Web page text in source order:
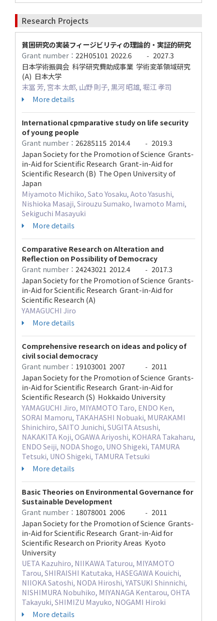
Research Projects
貧困研究の実装フィージビリティの理論的・実証的研究
Grant number： 22H05101 2022.6 - 2027.3
日本学術振興会 科学研究費助成事業 学術変革領域研究
(A) 日本大学
末冨 芳, 宮本 太郎, 山野 則子, 黒河 昭雄, 堀江 孝司
More details
International cpmparative study on life security
of young people
Grant number： 26285115 2014.4 - 2019.3
Japan Society for the Promotion of Science Grants-
in-Aid for Scientific Research Grant-in-Aid for
Scientific Research (B) The Open University of
Japan
Miyamoto Michiko, Sato Yosaku, Aoto Yasushi,
Nishioka Masaji, Sirouzu Sumako, Iwamoto Mami,
Sekiguchi Masayuki
More details
Comparative Research on Alteration and
Reflection on Possibility of Democracy
Grant number： 24243021 2012.4 - 2017.3
Japan Society for the Promotion of Science Grants-
in-Aid for Scientific Research Grant-in-Aid for
Scientific Research (A)
YAMAGUCHI Jiro
More details
Comprehensive research on ideas and policy of
civil social democracy
Grant number： 19103001 2007 - 2011
Japan Society for the Promotion of Science Grants-
in-Aid for Scientific Research Grant-in-Aid for
Scientific Research (S) Hokkaido University
YAMAGUCHI Jiro, MIYAMOTO Taro, ENDO Ken,
SORAI Mamoru, TAKAHASHI Nobuaki, MURAKAMI
Shinichiro, SAITO Junichi, SUGITA Atsushi,
NAKAKITA Koji, OGAWA Ariyoshi, KOHARA Takaharu,
ENDO Seiji, NODA Shogo, UNO Shigeki, TAMURA
Tetsuki, UNO Shigeki, TAMURA Tetsuki
More details
Basic Theories on Environmental Governance for
Sustainable Development
Grant number： 18078001 2006 - 2011
Japan Society for the Promotion of Science Grants-
in-Aid for Scientific Research Grant-in-Aid for
Scientific Research on Priority Areas Kyoto
University
UETA Kazuhiro, NIIKAWA Taturou, MIYAMOTO
Tarou, SHIRAISHI Katutaka, HASEGAWA Kouichi,
NIIOKA Satoshi, NODA Hiroshi, YATSUKI Shinnichi,
NISHIMURA Nobuhiko, MIYANAGA Kentarou, OHTA
Takayuki, SHIMIZU Mayuko, NOGAMI Hiroki
More details